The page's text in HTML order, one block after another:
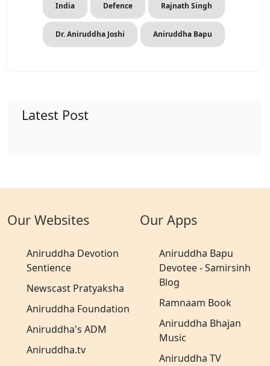
India Defence Rajnath Singh
Dr. Aniruddha Joshi Aniruddha Bapu
Latest Post
Our Websites
Aniruddha Devotion
Sentience
Newscast Pratyaksha
Aniruddha Foundation
Aniruddha's ADM
Aniruddha.tv
Our Apps
Aniruddha Bapu
Devotee - Samirsinh
Blog
Ramnaam Book
Aniruddha Bhajan
Music
Aniruddha TV